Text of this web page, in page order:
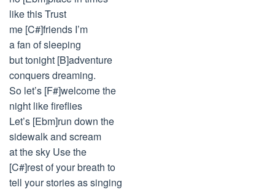
like this Trust
me [C#]friends I’m
a fan of sleeping
but tonight [B]adventure
conquers dreaming.
So let’s [F#]welcome the
night like fireflies
Let’s [Ebm]run down the
sidewalk and scream
at the sky Use the
[C#]rest of your breath to
tell your stories as singing